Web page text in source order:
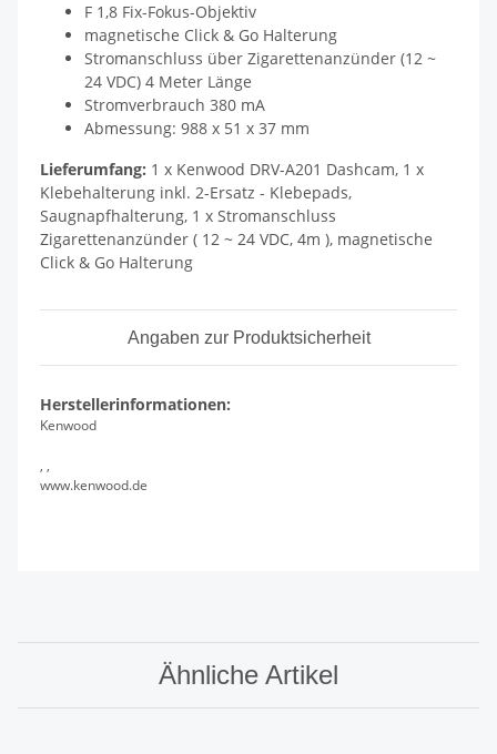
F 1,8 Fix-Fokus-Objektiv
magnetische Click & Go Halterung
Stromanschluss über Zigarettenanzünder (12 ~
24 VDC) 4 Meter Länge
Stromverbrauch 380 mA
Abmessung: 988 x 51 x 37 mm
Lieferumfang: 1 x Kenwood DRV-A201 Dashcam, 1 x
Klebehalterung inkl. 2-Ersatz - Klebepads,
Saugnapfhalterung, 1 x Stromanschluss
Zigarettenanzünder ( 12 ~ 24 VDC, 4m ), magnetische
Click & Go Halterung
Angaben zur Produktsicherheit
Herstellerinformationen:
Kenwood
, ,
www.kenwood.de
Ähnliche Artikel